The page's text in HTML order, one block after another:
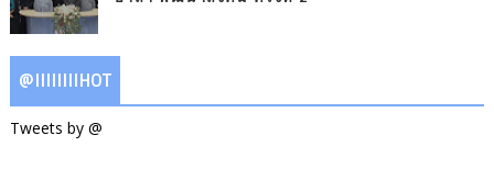
@IIIIIIIIHOT
Tweets by @